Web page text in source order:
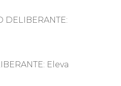
DELIBERANTE:
Eleva